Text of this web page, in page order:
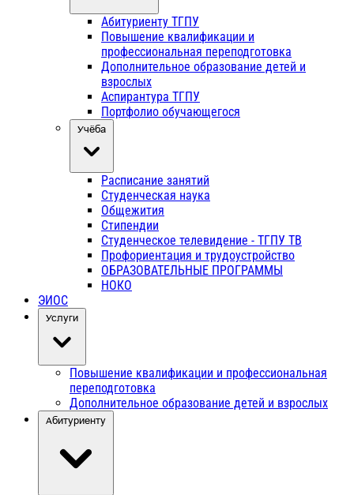
Абитуриенту ТГПУ
Повышение квалификации и
профессиональная переподготовка
Дополнительное образование детей и
взрослых
Аспирантура ТГПУ
Портфолио обучающегося
Учёба
Расписание занятий
Студенческая наука
Общежития
Стипендии
Студенческое телевидение - ТГПУ ТВ
Профориентация и трудоустройство
ОБРАЗОВАТЕЛЬНЫЕ ПРОГРАММЫ
НОКО
ЭИОС
Услуги
Повышение квалификации и профессиональная
переподготовка
Дополнительное образование детей и взрослых
Абитуриенту